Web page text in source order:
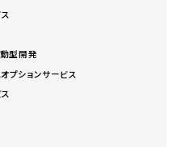
型開発
プションサービス